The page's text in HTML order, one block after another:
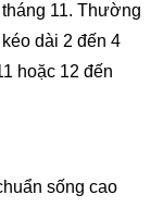
11. Thường
dài 2 đến 4
hoặc 12 đến
sống cao